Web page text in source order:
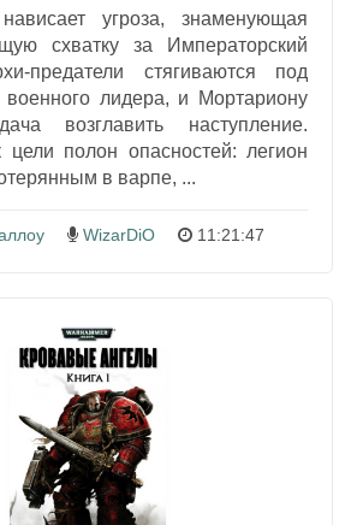
угроза, знаменующая
схватку за Императорский
предатели стягиваются под
военного лидера, и Мортариону
возглавить наступление.
цели полон опасностей: легион
в варпе, ...
WizarDiO 11:21:47